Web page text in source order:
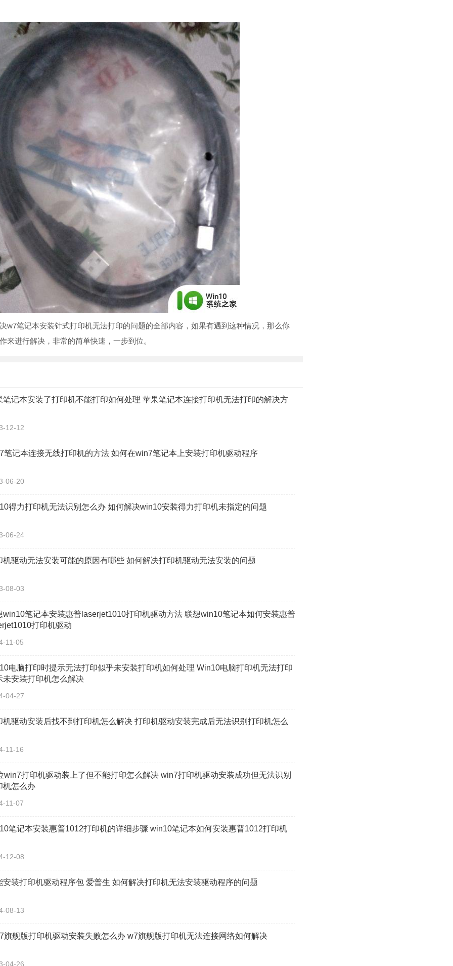
笔记本安装针式打印机无法打印的问题的全部内容，如果有遇到这种情况，那么你
来进行解决，非常的简单快速，一步到位。
笔记本安装了打印机不能打印如何处理 苹果笔记本连接打印机无法打印的解决方
12-12
笔记本连接无线打印机的方法 如何在win7笔记本上安装打印机驱动程序
06-20
得力打印机无法识别怎么办 如何解决win10安装得力打印机未指定的问题
06-24
机驱动无法安装可能的原因有哪些 如何解决打印机驱动无法安装的问题
08-03
win10笔记本安装惠普laserjet1010打印机驱动方法 联想win10笔记本如何安装惠普
打印机驱动
11-05
电脑打印时提示无法打印似乎未安装打印机如何处理 Win10电脑打印机无法打印
未安装打印机怎么解决
04-27
机驱动安装后找不到打印机怎么解决 打印机驱动安装完成后无法识别打印机怎么
11-16
win7打印机驱动装上了但不能打印怎么解决 win7打印机驱动安装成功但无法识别
机怎么办
11-07
笔记本安装惠普1012打印机的详细步骤 win10笔记本如何安装惠普1012打印机
12-08
安装打印机驱动程序包 爱普生 如何解决打印机无法安装驱动程序的问题
08-13
旗舰版打印机驱动安装失败怎么办 w7旗舰版打印机无法连接网络如何解决
04-26